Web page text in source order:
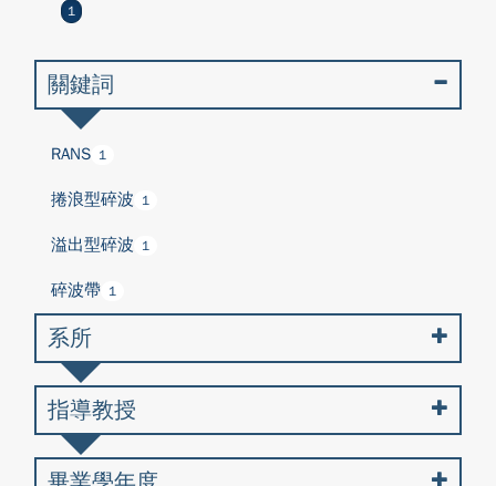
1
關鍵詞
RANS 1
捲浪型碎波 1
溢出型碎波 1
碎波帶 1
系所
指導教授